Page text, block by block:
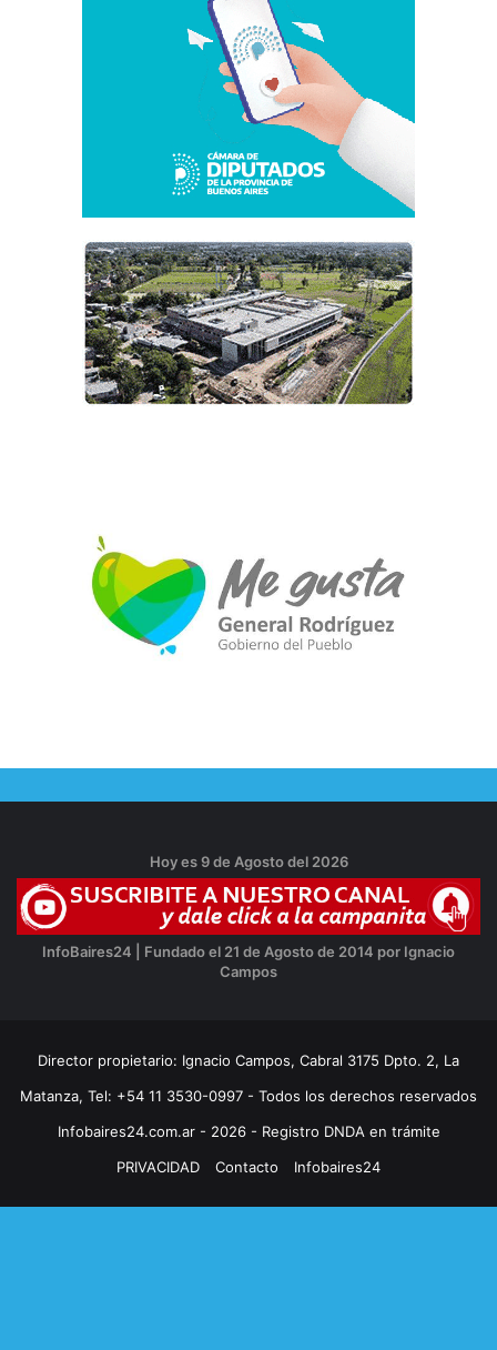
Hoy es 9 de Agosto del 2026
InfoBaires24 | Fundado el 21 de Agosto de 2014 por Ignacio
Campos
Director propietario: Ignacio Campos, Cabral 3175 Dpto. 2, La
Matanza, Tel: +54 11 3530-0997 - Todos los derechos reservados
Infobaires24.com.ar - 2026 - Registro DNDA en trámite
PRIVACIDAD
Contacto Infobaires24